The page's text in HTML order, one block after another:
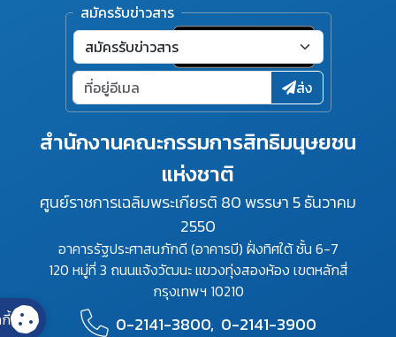
สำนักงานคณะกรรมการสิทธิมนุษยชน
แห่งชาติ
ศูนย์ราชการเฉลิมพระเกียรติ 80 พรรษา 5 ธันวาคม
2550
อาคารรัฐประศาสนภักดี (อาคารบี) ฝั่งทิศใต้ ชั้น 6-7
120 หมู่ที่ 3 ถนนแจ้งวัฒนะ แขวงทุ่งสองห้อง เขตหลักสี่
กรุงเทพฯ 10210
0-2141-3800, 0-2141-3900
สมัครรับข่าวสาร
ส่ง